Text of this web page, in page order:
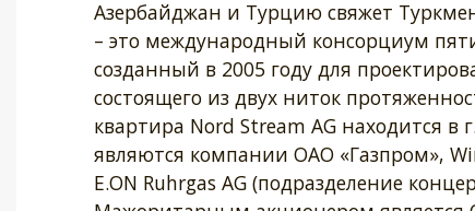
Азербайджан и Турцию свяжет
– это международный консорциум
созданный в 2005 году для
состоящего из двух ниток
квартира Nord Stream AG находится
являются компании ОАО «Газпром»,
E.ON Ruhrgas AG (подразделение